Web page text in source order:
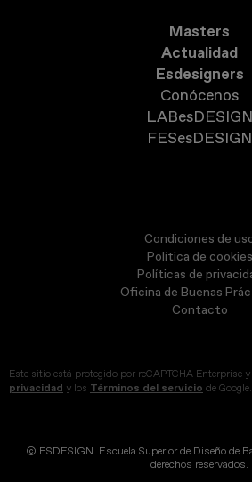
Masters
Actualidad
Esdesigners
Conócenos
LABesDESIGN
FESesDESIGN
Condiciones de
Política de cookies
Políticas de
Oficina de Buenas
Contacto
Este sitio está protegido por reCAPTCHA Enterprise
privacidad y los Términos del servicio de Google.
© ESDESIGN. Escuela Superior de Diseño de
derechos reservados.